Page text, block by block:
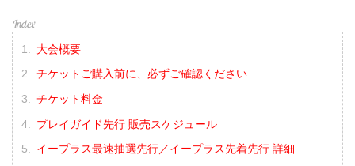
大会概要
チケットご購入前に、必ずご確認ください
チケット料金
プレイガイド先行 販売スケジュール
イープラス最速抽選先行／イープラス先着先行 詳細